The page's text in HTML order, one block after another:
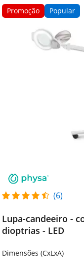
Promoção Popular
(6)
Lupa-candeeiro -
dioptrias - LED
Dimensões (CxLxA)